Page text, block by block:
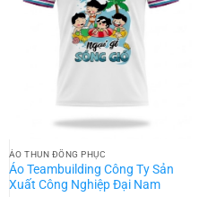
ÁO THUN ĐỒNG PHỤC
Áo Teambuilding Công Ty Sản
Xuất Công Nghiệp Đại Nam